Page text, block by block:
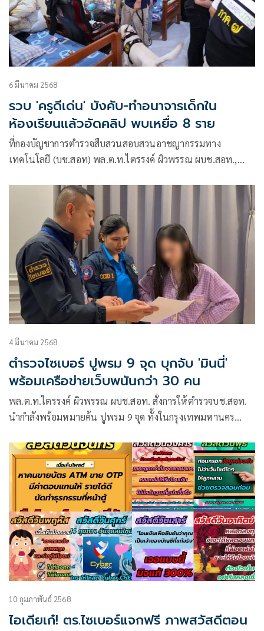
6 มีนาคม 2568
รวบ 'ครูดีเด่น' บังคับ-ทำอนาจารเด็กใน
ห้องเรียนแล้วอัดคลิป พบเหยื่อ 8 ราย
ที่กองบัญชาการตำรวจสืบสวนสอบสวนอาชญากรรมทาง
เทคโนโลยี (บช.สอท) พล.ต.ท.ไตรรงค์ ผิวพรรณ ผบช.สอท.,
ตย์ รอง ผบช.สอท. พล.ต.ต.ศิลา กาญจน์รักษ์
4 มีนาคม 2568
ตำรวจไซเบอร์ ปูพรม 9 จุด บุกจับ 'มินนี่'
พร้อมเครือข่ายเว็บพนันกว่า 30 คน
พล.ต.ท.ไตรรงค์ ผิวพรรณ ผบช.สอท. สั่งการให้ตำรวจบช.สอท.
นำกำลังพร้อมหมายค้น ปูพรม 9 จุด ทั้งในกรุงเทพมหานคร
ออนไลน์ มินนี่กว่า 30 หมายจับ โดยจุดที่น่าสนใจเป็นการตรวจ
ค้นบ้านพักของ น.ส.ธันยนันท์ (สงวนนามสกุล)
10 กุมภาพันธ์ 2568
ไอเดียเก๋! ตร.ไซเบอร์แจกฟรี ภาพสวัสดีตอน